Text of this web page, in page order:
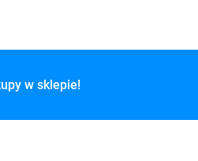
w sklepie!